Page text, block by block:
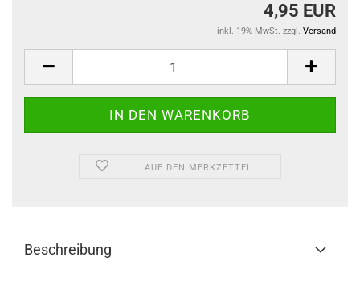
4,95 EUR
inkl. 19% MwSt. zzgl. Versand
AUF DEN MERKZETTEL
Beschreibung